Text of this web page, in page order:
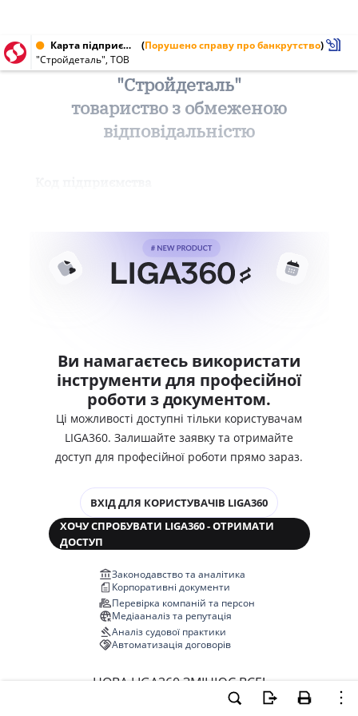
Карта підприємства від 18.06.1998 № 20693643 (Порушено справу про банкрутство)
"Стройдеталь", ТОВ
"Стройдеталь"
товариство з обмеженою
відповідальністю
Ви намагаєтесь використати
інструменти для професійної
роботи з документом.
Ці можливості доступні тільки користувачам
LIGA360. Залишайте заявку та отримайте
доступ для професійної роботи прямо зараз.
ВХІД ДЛЯ КОРИСТУВАЧІВ LIGA360
ХОЧУ СПРОБУВАТИ LIGA360 - ОТРИМАТИ
ДОСТУП
Законодавство та аналітика
Корпоративні документи
Перевірка компаній та персон
Медіааналіз та репутація
Аналіз судової практики
Автоматизація договорів
НОВА LIGA360 ЗМІНЮЄ ВСЕ!